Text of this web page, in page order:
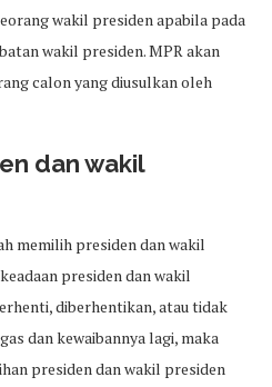
wakil presiden apabila pada
wakil presiden. MPR akan
calon yang diusulkan oleh
dan wakil
memilih presiden dan wakil
presiden dan wakil
diberhentikan, atau tidak
dan kewaibannya lagi, maka
presiden dan wakil presiden